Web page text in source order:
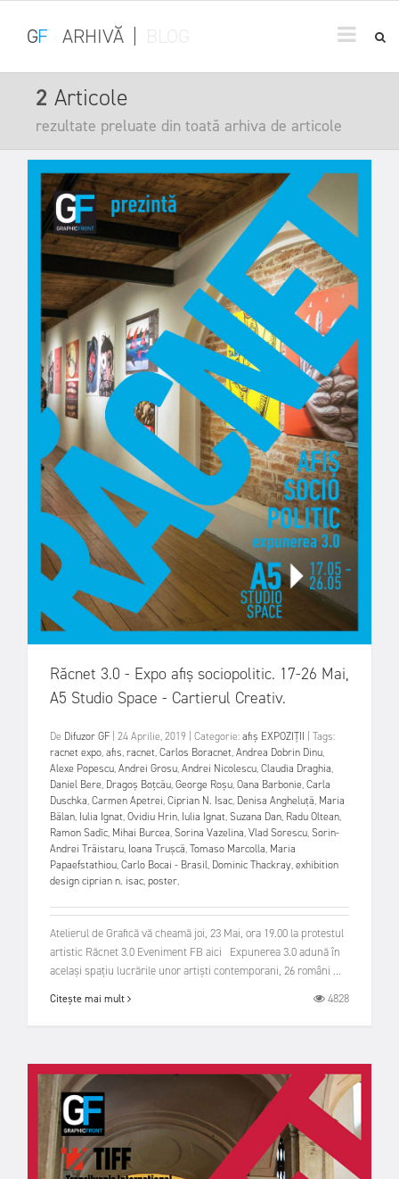
GF ARHIVĂ
2 Articole
rezultate preluate din toată arhiva de articole
Răcnet 3.0 - Expo afiș sociopolitic. 17-26 Mai,
A5 Studio Space - Cartierul Creativ.
De Difuzor GF 24 Aprilie, 2019 Categorie:afiș EXPOZIȚII
Tags:
racnet expo,afis,racnet,Carlos Boracnet,Andrea Dobrin Dinu,
Alexe Popescu,Andrei Grosu,Andrei Nicolescu,Claudia Draghia,
Daniel Bere, Dragoș Boțcău,George Roșu,Oana Barbonie,Carla
Duschka,Carmen Apetrei,Ciprian N. Isac, Denisa Angheluță, Maria
Bălan, Iulia Ignat,Ovidiu Hrin, Iulia Ignat,Suzana Dan, Radu Oltean,
Ramon Sadîc, Mihai Burcea,Sorina Vazelina,Vlad Sorescu,Sorin-
Andrei Trăistaru, Ioana Trușcă,Tomaso Marcolla, Maria
Papaefstathiou,Carlo Bocai - Brasil, Dominic Thackray,exhibition
design ciprian n. isac,poster,
Atelierul de Grafică vă cheamă joi, 23 Mai, ora 19.00 la protestul
artistic Răcnet 3.0 Eveniment FB aici Expunerea 3.0 adună în
același spațiu lucrările unor artiști contemporani, 26 români ...
Citește mai mult 4828